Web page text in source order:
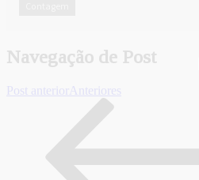
Navegação de Post
Post anterior Anteriores